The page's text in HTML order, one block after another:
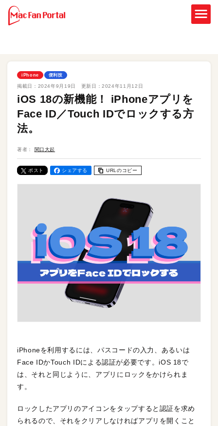
iPhone 便利技
掲載日： 2024年9月19日 更新日：2024年11月12日
iOS 18の新機能！ iPhoneアプリを
Face ID／Touch IDでロックする方
法。
著者： 関口大起
ポスト シェアする URLのコピー
iPhoneを利用するには、パスコードの入力、あるいは
Face IDかTouch IDによる認証が必要です。iOS 18で
は、それと同じように、アプリにロックをかけられま
す。
ロックしたアプリのアイコンをタップすると認証を求め
られるので、それをクリアしなければアプリを開くこと